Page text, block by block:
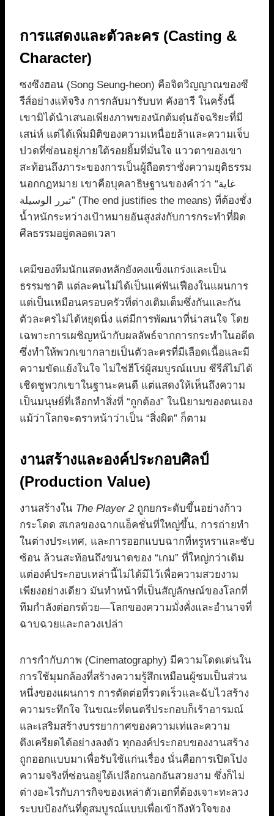
การแสดงและตัวละคร (Casting &
Character)
ซงซึงฮอน (Song Seung-heon) คือจิตวิญญาณของซี
รีส์อย่างแท้จริง การกลับมารับบท คังฮารี ในครั้งนี้
เขามิได้นำเสนอเพียงภาพของนักต้มตุ๋นอัจฉริยะที่มี
เสน่ห์ แต่ได้เพิ่มมิติของความเหนื่อยล้าและความเจ็บ
ปวดที่ซ่อนอยู่ภายใต้รอยยิ้มที่มั่นใจ แววตาของเขา
สะท้อนถึงภาระของการเป็นผู้ถือตราชั่งความยุติธรรม
นอกกฎหมาย เขาคือบุคลาธิษฐานของคำว่า “غاية
تبرر الوسيلة” (The end justifies the means) ที่ต้องชั่ง
น้ำหนักระหว่างเป้าหมายอันสูงส่งกับการกระทำที่ผิด
ศีลธรรมอยู่ตลอดเวลา
เคมีของทีมนักแสดงหลักยังคงแข็งแกร่งและเป็น
ธรรมชาติ แต่ละคนไม่ได้เป็นแค่ฟันเฟืองในแผนการ
แต่เป็นเหมือนครอบครัวที่ต่างเติมเต็มซึ่งกันและกัน
ตัวละครไม่ได้หยุดนิ่ง แต่มีการพัฒนาที่น่าสนใจ โดย
เฉพาะการเผชิญหน้ากับผลลัพธ์จากการกระทำในอดีต
ซึ่งทำให้พวกเขากลายเป็นตัวละครที่มีเลือดเนื้อและมี
ความขัดแย้งในใจ ไม่ใช่ฮีโร่ผู้สมบูรณ์แบบ ซีรีส์ไม่ได้
เชิดชูพวกเขาในฐานะคนดี แต่แสดงให้เห็นถึงความ
เป็นมนุษย์ที่เลือกทำสิ่งที่ “ถูกต้อง” ในนิยามของตนเอง
แม้ว่าโลกจะตราหน้าว่าเป็น “สิ่งผิด” ก็ตาม
งานสร้างและองค์ประกอบศิลป์
(Production Value)
งานสร้างใน The Player 2ถูกยกระดับขึ้นอย่างก้าว
กระโดด สเกลของฉากแอ็คชั่นที่ใหญ่ขึ้น, การถ่ายทำ
ในต่างประเทศ, และการออกแบบฉากที่หรูหราและซับ
ซ้อน ล้วนสะท้อนถึงขนาดของ “เกม” ที่ใหญ่กว่าเดิม
แต่องค์ประกอบเหล่านี้ไม่ได้มีไว้เพื่อความสวยงาม
เพียงอย่างเดียว มันทำหน้าที่เป็นสัญลักษณ์ของโลกที่
ทีมกำลังต่อกรด้วย—โลกของความมั่งคั่งและอำนาจที่
ฉาบฉวยและกลวงเปล่า
การกำกับภาพ (Cinematography) มีความโดดเด่นใน
การใช้มุมกล้องที่สร้างความรู้สึกเหมือนผู้ชมเป็นส่วน
หนึ่งของแผนการ การตัดต่อที่รวดเร็วและฉับไวสร้าง
ความระทึกใจ ในขณะที่ดนตรีประกอบก็เร้าอารมณ์
และเสริมสร้างบรรยากาศของความเท่และความ
ตึงเครียดได้อย่างลงตัว ทุกองค์ประกอบของงานสร้าง
ถูกออกแบบมาเพื่อรับใช้แก่นเรื่อง นั่นคือการเปิดโปง
ความจริงที่ซ่อนอยู่ใต้เปลือกนอกอันสวยงาม ซึ่งก็ไม่
ต่างอะไรกับภารกิจของเหล่าตัวเอกที่ต้องเจาะทะลวง
ระบบป้องกันที่ดูสมบูรณ์แบบเพื่อเข้าถึงหัวใจของ